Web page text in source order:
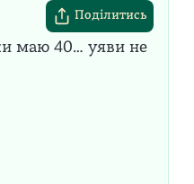
Поділитись
маю 40… уяви не